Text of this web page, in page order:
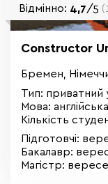
Відмінно: 4,7/5
Constructor
Бремен,
Тип: приватний
Мова: англійська
Кількість
Підготовчі:
Бакалавр:
Магістр: